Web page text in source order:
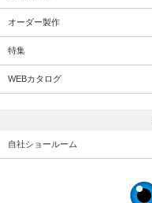
オーダー製作
特集
WEBカタログ
自社ショールーム